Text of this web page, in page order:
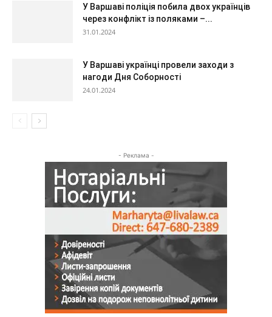
У Варшаві поліція побила двох українців
через конфлікт із поляками –...
31.01.2024
У Варшаві українці провели заходи з
нагоди Дня Соборності
24.01.2024
- Реклама -